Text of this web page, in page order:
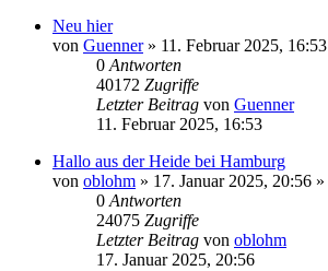
Neu hier
von Guenner» 11. Februar 2025, 16:53
0 Antworten
40172 Zugriffe
Letzter Beitrag von Guenner
11. Februar 2025, 16:53
Hallo aus der Heide bei Hamburg
von oblohm » 17. Januar 2025, 20:56
0 Antworten
24075 Zugriffe
Letzter Beitrag von oblohm
17. Januar 2025, 20:56